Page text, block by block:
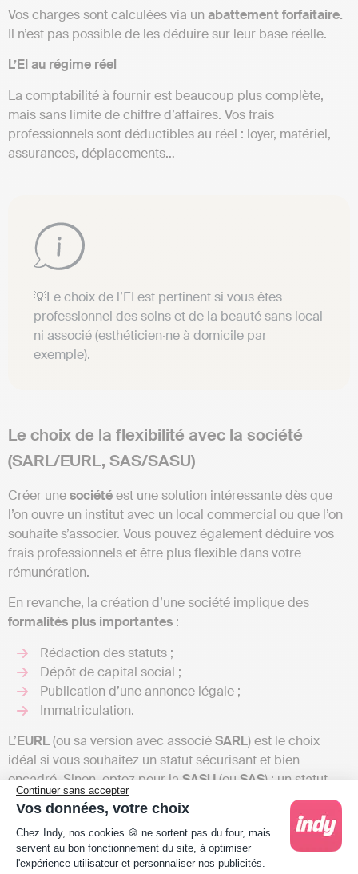
Continuer sans accepter
Vos données, votre choix
Plateforme de Gestion du Consentement :
Chez Indy, nos cookies 🍪 ne sortent pas du four, mais
servent au bon fonctionnement du site, à optimiser
l'expérience utilisateur et personnaliser nos publicités.
Vos charges sont calculées via un abattement forfaitaire.
Il n’est pas possible de les déduire sur leur base réelle.
L’EI au régime réel
La comptabilité à fournir est beaucoup plus complète,
mais sans limite de chiffre d’affaires. Vos frais
professionnels sont déductibles au réel : loyer, matériel,
assurances, déplacements…
💡Le choix de l’EI est pertinent si vous êtes
professionnel des soins et de la beauté sans local
ni associé (esthéticien·ne à domicile par
exemple).
Le choix de la flexibilité avec la société
(SARL/EURL, SAS/SASU)
Créer unesociétéest une solution intéressante dès que
l’on ouvre un institut avec un local commercial ou que l’on
souhaite s’associer. Vous pouvez également déduire vos
frais professionnels et être plus flexible dans votre
rémunération.
En revanche, la création d’une société implique des
formalités plus importantes :
Rédaction des statuts ;
Dépôt de capital social ;
Publication d’une annonce légale ;
Immatriculation.
L’EURL(ou sa version avec associéSARL) est le choix
idéal si vous souhaitez un statut sécurisant et bien
encadré. Sinon, optez pour laSASU(ouSAS) : un statut
beaucoup plus flexible, avec une protection sociale forte,
mais parfois plus complexe à gérer.